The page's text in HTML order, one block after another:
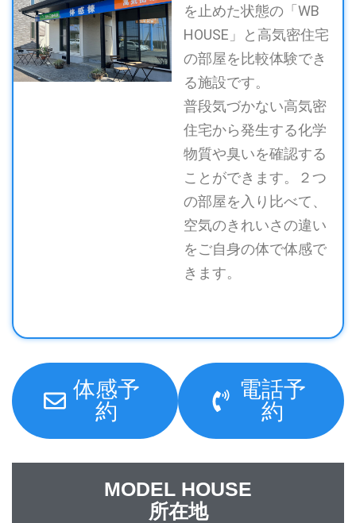
を止めた状態の「WB
HOUSE」と高気密住宅
の部屋を比較体験でき
る施設です。
普段気づかない高気密
住宅から発生する化学
物質や臭いを確認する
ことができます。２つ
の部屋を入り比べて、
空気のきれいさの違い
をご自身の体で体感で
きます。
体感予
約
電話予
約
MODEL HOUSE
所在地